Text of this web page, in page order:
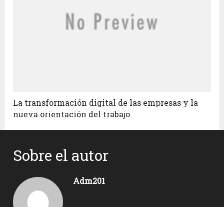
La transformación digital de las empresas y la
nueva orientación del trabajo
Sobre el autor
Adm201